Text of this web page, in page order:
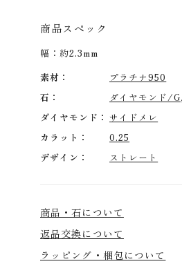
商品スペック
幅：約2.3mm
素材
プラチナ950
石
ダイヤモンド/
ダイヤモンド
サイドメレ
カラット
0.25
デザイン
ストレート
商品・石について
返品交換について
ラッピング・梱包について